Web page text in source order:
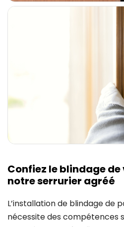
Confiez le blindage
notre serrurier agréé
L’installation de blindage de
nécessite des compétences